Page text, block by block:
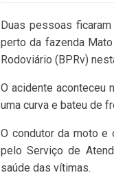
Duas pessoas
perto da fazenda
Rodoviário (BPRv)
O acidente aconteceu
uma curva e bateu de
O condutor da moto
pelo Serviço de
saúde das vítimas.